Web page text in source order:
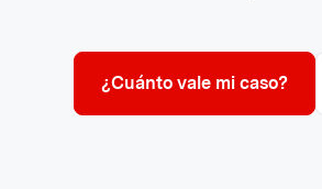
¿Cuánto vale mi caso?